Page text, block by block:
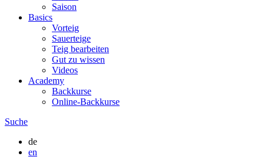
Saison
Basics
Vorteig
Sauerteige
Teig bearbeiten
Gut zu wissen
Videos
Academy
Backkurse
Online-Backkurse
Suche
de
en